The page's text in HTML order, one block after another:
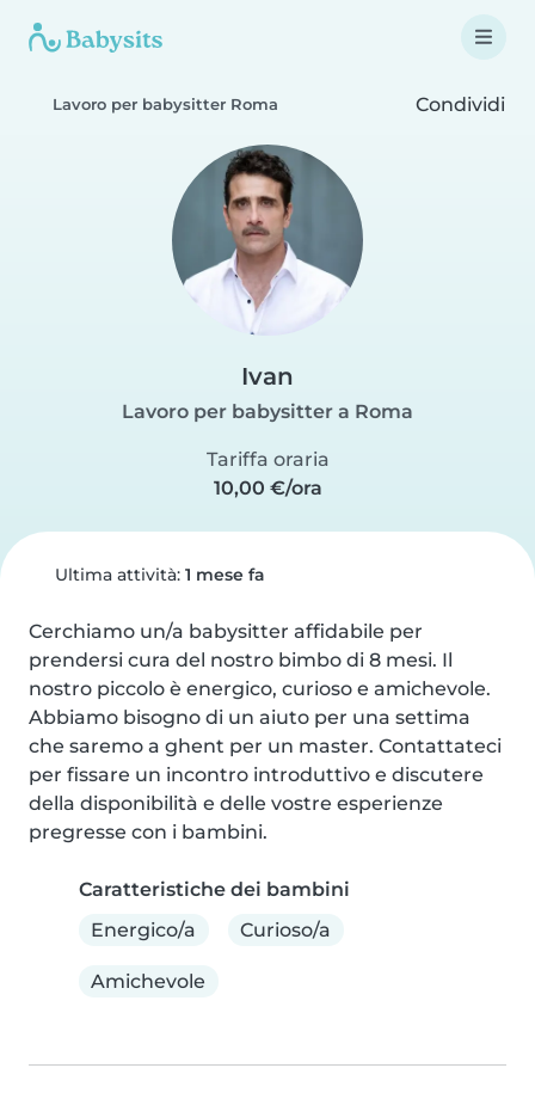
Lavoro per babysitter Roma Condividi
Ivan
Lavoro per babysitter a Roma
Tariffa oraria
10,00 €/ora
Ultima attività: 1 mese fa
Cerchiamo un/a babysitter affidabile per
prendersi cura del nostro bimbo di 8 mesi. Il
nostro piccolo è energico, curioso e amichevole.
Abbiamo bisogno di un aiuto per una settima
che saremo a ghent per un master. Contattateci
per fissare un incontro introduttivo e discutere
della disponibilità e delle vostre esperienze
pregresse con i bambini.
Caratteristiche dei bambini
Energico/a
Curioso/a
Amichevole